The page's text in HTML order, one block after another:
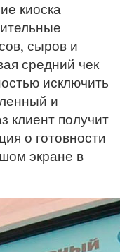
киоска
сыров и
средний чек
исключить
и
клиент получит
о готовности
экране в